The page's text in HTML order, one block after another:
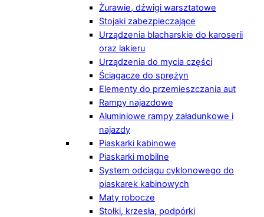
Żurawie, dźwigi warsztatowe
Stojaki zabezpieczające
Urządzenia blacharskie do karoserii
oraz lakieru
Urządzenia do mycia części
Ściągacze do sprężyn
Elementy do przemieszczania aut
Rampy najazdowe
Aluminiowe rampy załadunkowe i
najazdy
Piaskarki kabinowe
Piaskarki mobilne
System odciągu cyklonowego do
piaskarek kabinowych
Maty robocze
Stołki, krzesła, podpórki